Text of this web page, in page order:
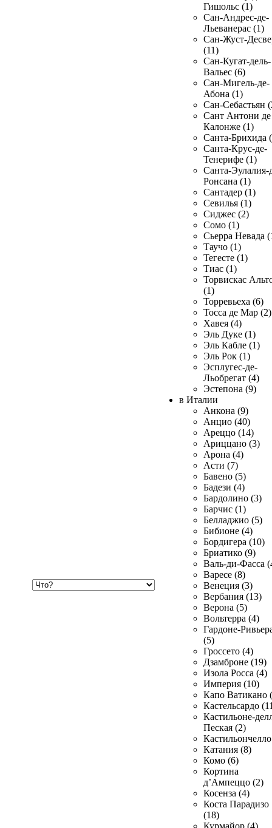
Гишольс (1)
Сан-Андрес-де-
Льеванерас (1)
Сан-Жуст-
(11)
Сан-Кугат-дель-
Вальес (6)
Сан-Мигель-де-
Абона (1)
Сан-Себастьян
Сант Антони де
Калонже (1)
Санта-Брихида
Санта-Крус-де-
Тенерифе (1)
Санта-Эулалия-
Ронсана (1)
Сантадер (1)
Севилья (1)
Сиджес (2)
Сомо (1)
Сьерра Невада
Таучо (1)
Тегесте (1)
Тиас (1)
Торвискас
(1)
Торревьеха (6)
Тосса де Мар (2)
Хавея (4)
Эль Дуке (1)
Эль Кабле (1)
Эль Рок (1)
Эсплугес-де-
Льобрегат (4)
Эстепона (9)
в Италии
Анкона (9)
Анцио (40)
Ареццо (14)
Ариццано (3)
Арона (4)
Асти (7)
Бавено (5)
Бадези (4)
Бардолино (3)
Барчис (1)
Белладжио (5)
Бибионе (4)
Бордигера (10)
Бриатико (9)
Валь-ди-Фасса
Варесе (8)
Венеция (3)
Вербания (13)
Верона (5)
Вольтерра (4)
Гардоне-
(5)
Гроссето (4)
Дзамброне (19)
Изола Росса (4)
Империя (10)
Капо Ватикано
Кастельсардо
Кастильоне-
Пеская (2)
Катания (8)
Комо (6)
Кортина
д’Ампеццо (2)
Косенза (4)
Коста Парадизо
(18)
Курмайор (4)